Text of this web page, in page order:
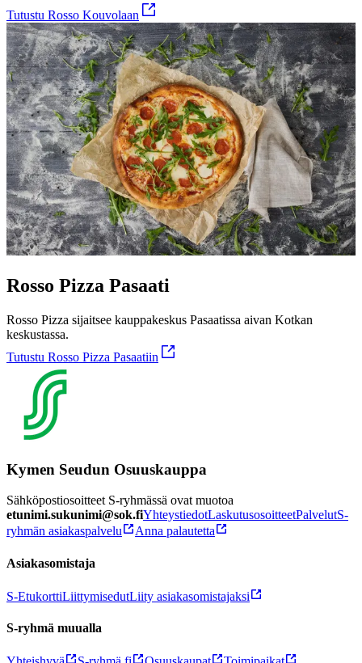
Tutustu Rosso Kouvolaan
Rosso Pizza Pasaati
Rosso Pizza sijaitsee kauppakeskus Pasaatissa aivan Kotkan
keskustassa.
Tutustu Rosso Pizza Pasaatiin
Kymen Seudun Osuuskauppa
Sähköpostiosoitteet S-ryhmässä ovat muotoa
etunimi.sukunimi@sok.fiYhteystiedotLaskutusosoitteetPalvelutS-
ryhmän asiakaspalvelu
Anna palautetta
Asiakasomistaja
S-EtukorttiLiittymisedutLiity asiakasomistajaksi
S-ryhmä muualla